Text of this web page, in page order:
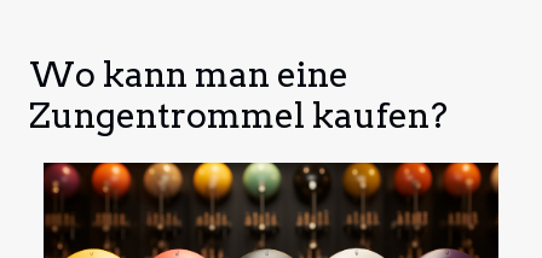
Wo kann man eine
Zungentrommel kaufen?